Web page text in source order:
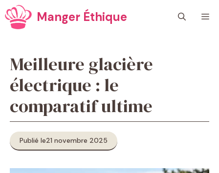
Aller
au
contenu
Manger Éthique
Meilleure glacière
électrique : le
comparatif ultime
Publié le21 novembre 2025